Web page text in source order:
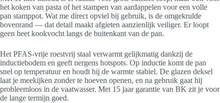
het koken van pasta of het stampen van aardappelen voor een volle
pan stamppot. Wat me direct opviel bij gebruik, is de omgekrulde
bovenrand — dat detail maakt afgieten aanzienlijk veiliger. Er loopt
geen heet kookvocht langs de buitenkant van de pan.
Het PFAS-vrije roestvrij staal verwarmt gelijkmatig dankzij de
inductiebodem en geeft nergens hotspots. Op inductie komt de pan
snel op temperatuur en houdt hij de warmte stabiel. De glazen deksel
laat je meekijken zonder te hoeven openen, en na gebruik gaat hij
probleemloos in de vaatwasser. Met 15 jaar garantie van BK zit je voor
de lange termijn goed.